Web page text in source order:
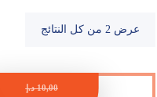
عرض ⁦2⁩ من كل النتائج
10,00 د.إ